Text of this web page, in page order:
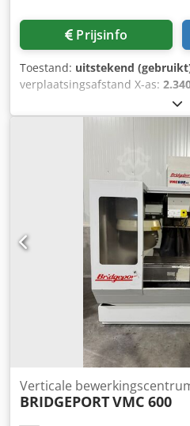
Prijsinfo
Toestand: uitstekend
verplaatsingsafstand X-as:
, verplaatsingsafstand
750 mm, tafel lengte:2.900 mm
Assige bewerkingscentrum
Verticale
BRIDGEPORTVMC 600